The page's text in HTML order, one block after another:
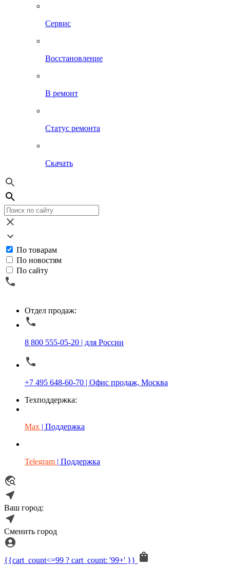
Сервис
Восстановление
В ремонт
Статус ремонта
Скачать
По товарам
По новостям
По сайту
Отдел продаж:
8 800 555-05-20 | для России
+7 495 648-60-70 | Офис продаж, Москва
Техподдержка:
Max | Поддержка
Telegram | Поддержка
Ваш город:
Сменить город
{{cart_count<=99 ? cart_count: '99+' }}